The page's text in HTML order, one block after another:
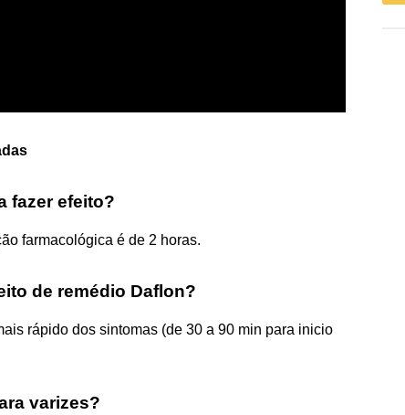
fazer efeito?
farmacológica é de 2 horas.
de remédio Daflon?
rápido dos sintomas (de 30 a 90 min para inicio
varizes?